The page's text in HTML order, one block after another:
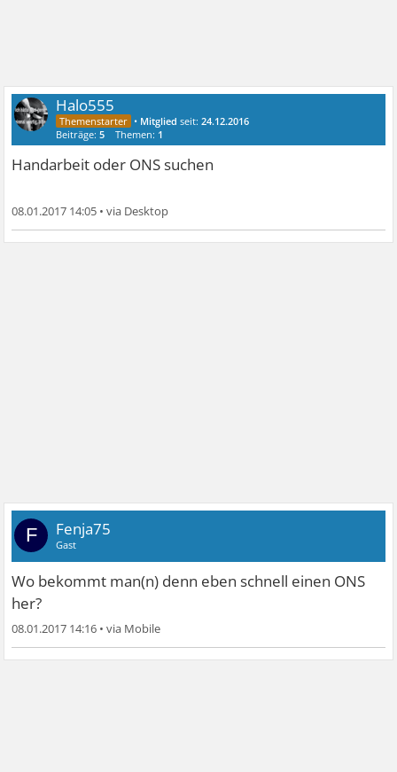
Halo555
• Mitglied seit:24.12.2016
Beiträge:5 Themen: 1
Handarbeit oder ONS suchen
08.01.2017 14:05 •
F Fenja75
Gast
Wo bekommt man(n) denn eben schnell einen ONS
her?
08.01.2017 14:16 •